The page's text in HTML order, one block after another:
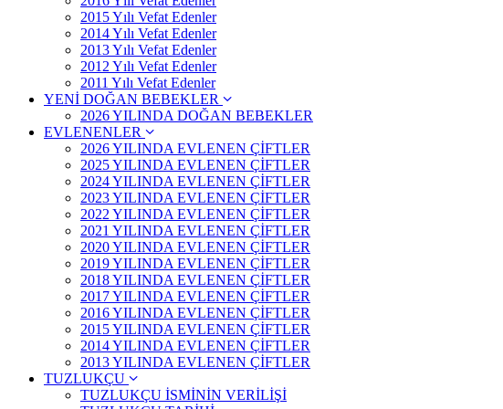
2015 Yılı Vefat Edenler
2014 Yılı Vefat Edenler
2013 Yılı Vefat Edenler
2012 Yılı Vefat Edenler
2011 Yılı Vefat Edenler
YENİ DOĞAN BEBEKLER
2026 YILINDA DOĞAN BEBEKLER
EVLENENLER
2026 YILINDA EVLENEN ÇİFTLER
2025 YILINDA EVLENEN ÇİFTLER
2024 YILINDA EVLENEN ÇİFTLER
2023 YILINDA EVLENEN ÇİFTLER
2022 YILINDA EVLENEN ÇİFTLER
2021 YILINDA EVLENEN ÇİFTLER
2020 YILINDA EVLENEN ÇİFTLER
2019 YILINDA EVLENEN ÇİFTLER
2018 YILINDA EVLENEN ÇİFTLER
2017 YILINDA EVLENEN ÇİFTLER
2016 YILINDA EVLENEN ÇİFTLER
2015 YILINDA EVLENEN ÇİFTLER
2014 YILINDA EVLENEN ÇİFTLER
2013 YILINDA EVLENEN ÇİFTLER
TUZLUKÇU
TUZLUKÇU İSMİNİN VERİLİŞİ